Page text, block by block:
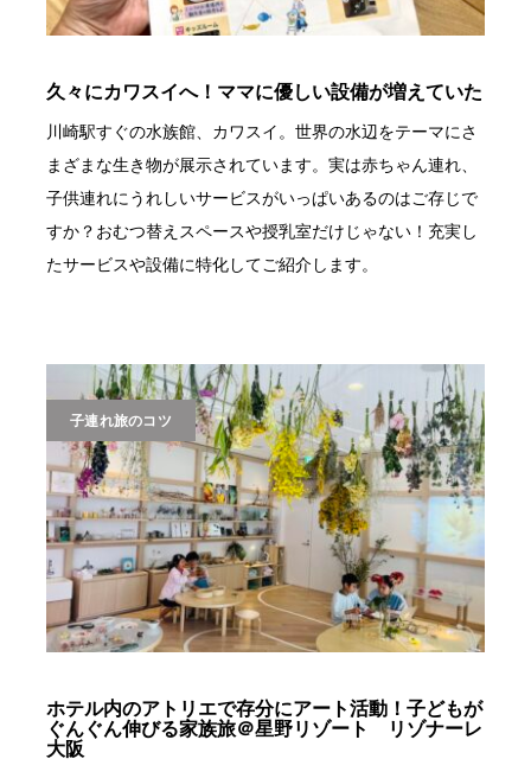
久々にカワスイへ！ママに優しい設備が増えていた
川崎駅すぐの水族館、カワスイ。世界の水辺をテーマにさ
まざまな生き物が展示されています。実は赤ちゃん連れ、
子供連れにうれしいサービスがいっぱいあるのはご存じで
すか？おむつ替えスペースや授乳室だけじゃない！充実し
たサービスや設備に特化してご紹介します。
子連れ旅のコツ
ホテル内のアトリエで存分にアート活動！子どもが
ぐんぐん伸びる家族旅＠星野リゾート リゾナーレ
大阪